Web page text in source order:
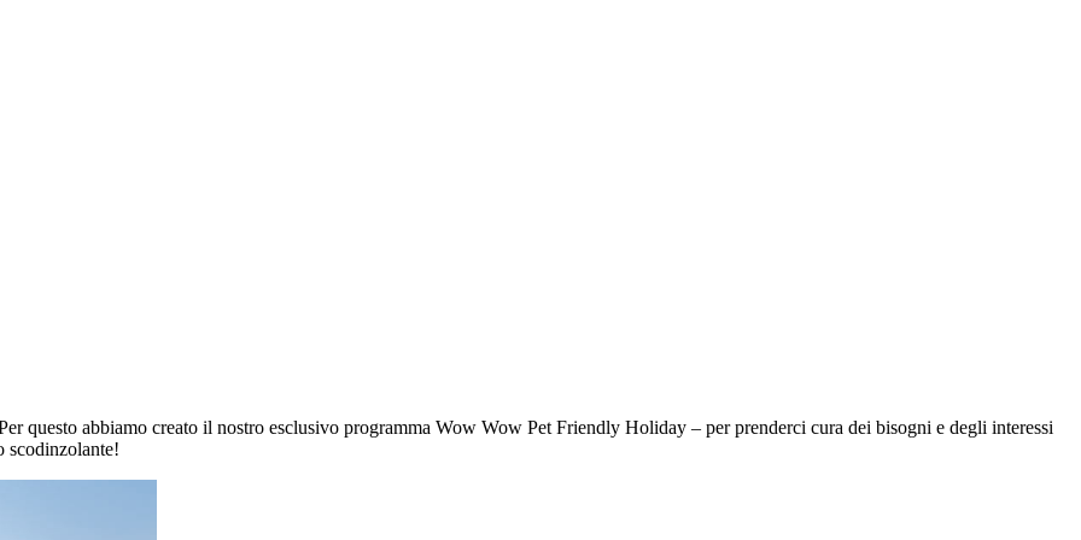
questo abbiamo creato il nostro esclusivo programma Wow Wow Pet Friendly Holiday – per prenderci cura dei bisogni e degli interessi
scodinzolante!